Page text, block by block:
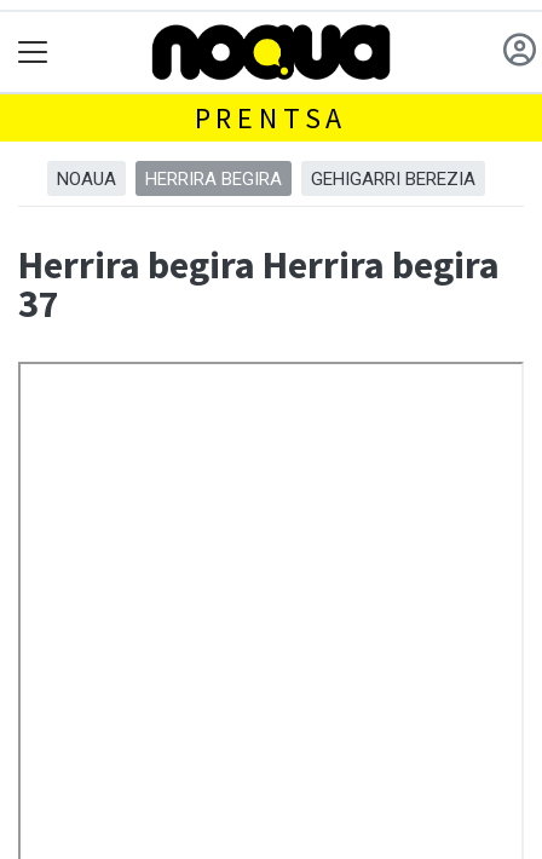
PRENTSA
NOAUA HERRIRA BEGIRA GEHIGARRI BEREZIA
Herrira begira Herrira begira
37